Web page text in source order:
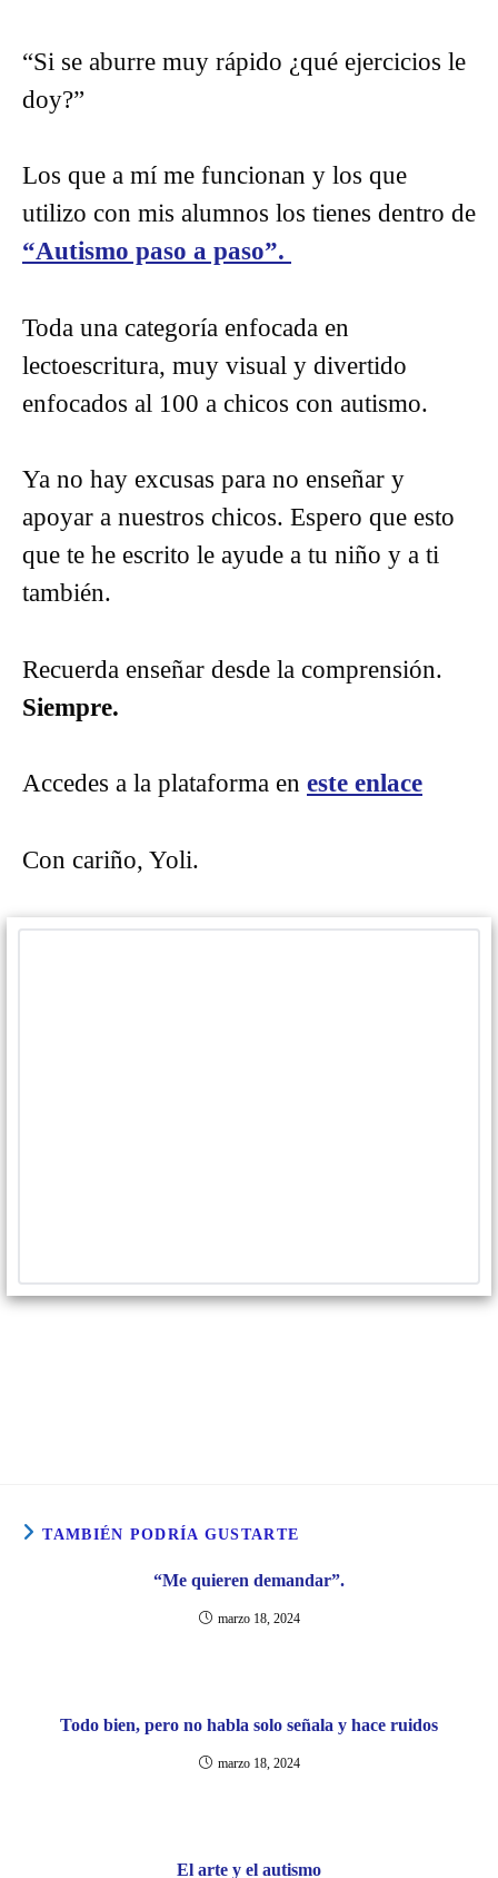
“Si se aburre muy rápido ¿qué ejercicios le
doy?”
Los que a mí me funcionan y los que
utilizo con mis alumnos los tienes dentro de
“Autismo paso a paso”.
Toda una categoría enfocada en
lectoescritura, muy visual y divertido
enfocados al 100 a chicos con autismo.
Ya no hay excusas para no enseñar y
apoyar a nuestros chicos. Espero que esto
que te he escrito le ayude a tu niño y a ti
también.
Recuerda enseñar desde la comprensión.
Siempre.
Accedes a la plataforma en este enlace
Con cariño, Yoli.
TAMBIÉN PODRÍA GUSTARTE
“Me quieren demandar”.
marzo 18, 2024
Todo bien, pero no habla solo señala y hace ruidos
marzo 18, 2024
El arte y el autismo